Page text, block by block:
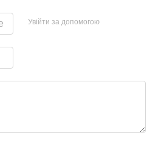
Увійти за допомогою